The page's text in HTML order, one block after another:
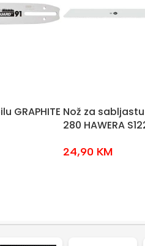
GRAPHITE Nož za sabljastu
280 HAWERA
24,90 KM